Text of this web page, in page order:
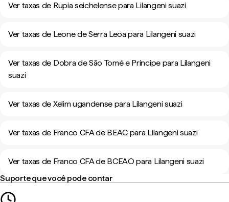
Ver taxas de Rupia seichelense para Lilangeni suazi
Ver taxas de Leone de Serra Leoa para Lilangeni suazi
Ver taxas de Dobra de São Tomé e Príncipe para Lilangeni
suazi
Ver taxas de Xelim ugandense para Lilangeni suazi
Ver taxas de Franco CFA de BEAC para Lilangeni suazi
Ver taxas de Franco CFA de BCEAO para Lilangeni suazi
Suporte que você pode contar